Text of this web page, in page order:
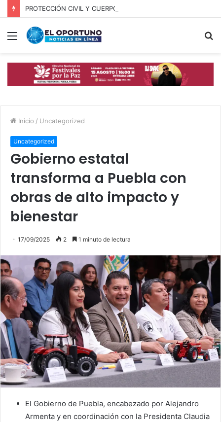
Menú
Inicio / Uncategorized
Uncategorized
Gobierno estatal
transforma a Puebla con
obras de alto impacto y
bienestar
17/09/2025 2 1 minuto de lectura
El Gobierno de Puebla, encabezado por Alejandro
Armenta y en coordinación con la Presidenta Claudia